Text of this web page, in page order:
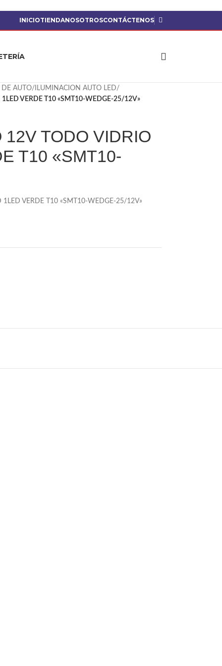
INICIOTIENDANOSOTROSCONTÁCTENOS
DE AUTO/ ILUMINACION AUTO LED/
VERDE T10 «SMT10-WEDGE-25/12V»
TODO VIDRIO
T10 «SMT10-
VERDE T10 «SMT10-WEDGE-25/12V»